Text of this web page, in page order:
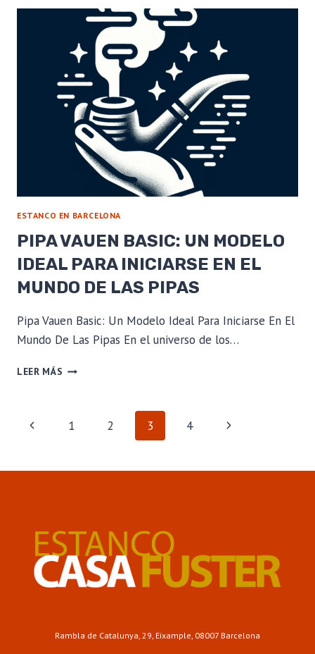
PERFECTION
MIXTURE:
TOQUE
DE
VAINILLA
CON
LA
TRADICIÓN
INGLESA
ESTANCO EN BARCELONA
PIPA VAUEN BASIC: UN MODELO
IDEAL PARA INICIARSE EN EL
MUNDO DE LAS PIPAS
Pipa Vauen Basic: Un Modelo Ideal Para Iniciarse En El
Mundo De Las Pipas En el universo de los…
LEER MÁS PIPA
MODELO
INICIARSE
DE
LAS
PIPAS
NAVEGACIÓN
Página
1 2 3 4
Siguiente
Rambla de Catalunya, 29, Eixample, 08007 Barcelona